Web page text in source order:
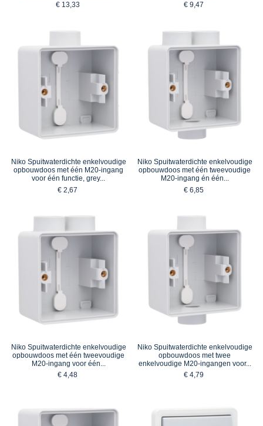
€ 13,33
€ 9,47
Niko Spuitwaterdichte enkelvoudige
opbouwdoos met één M20-ingang
voor één functie, grey...
€ 2,67
Niko Spuitwaterdichte enkelvoudige
opbouwdoos met één tweevoudige
M20-ingang én één...
€ 6,85
Niko Spuitwaterdichte enkelvoudige
opbouwdoos met één tweevoudige
M20-ingang voor één...
€ 4,48
Niko Spuitwaterdichte enkelvoudige
opbouwdoos met twee
enkelvoudige M20-ingangen voor...
€ 4,79